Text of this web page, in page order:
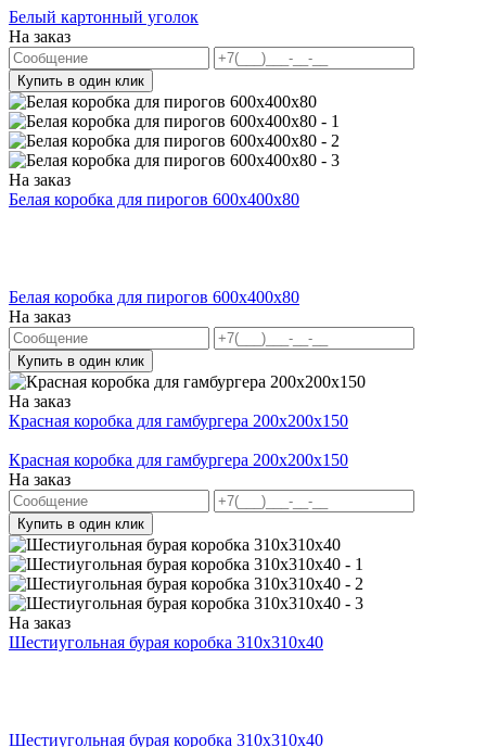
Белый картонный уголок
На заказ
Купить в один клик
На заказ
Белая коробка для пирогов 600x400x80
Белая коробка для пирогов 600x400x80
На заказ
Купить в один клик
На заказ
Красная коробка для гамбургера 200x200x150
Красная коробка для гамбургера 200x200x150
На заказ
Купить в один клик
На заказ
Шестиугольная бурая коробка 310x310x40
Шестиугольная бурая коробка 310x310x40